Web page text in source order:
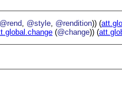
@rend @style @rendition)) (
(@change)) (